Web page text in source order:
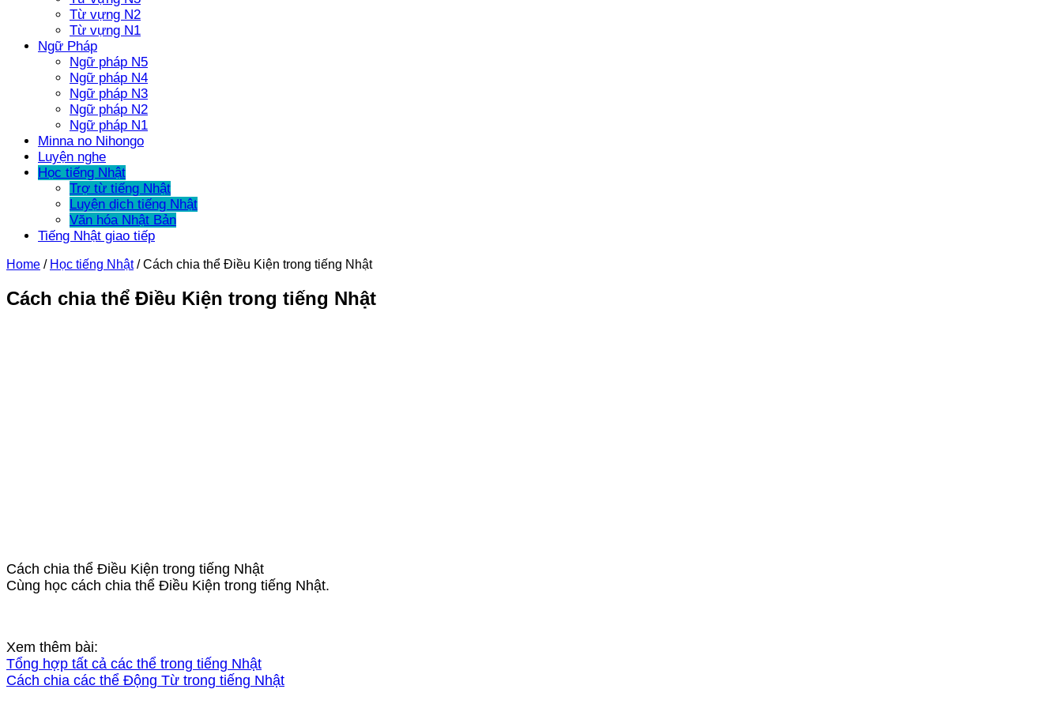
Từ vựng N2
Từ vựng N1
Ngữ Pháp
Ngữ pháp N5
Ngữ pháp N4
Ngữ pháp N3
Ngữ pháp N2
Ngữ pháp N1
Minna no Nihongo
Luyện nghe
Học tiếng Nhật
Trợ từ tiếng Nhật
Luyện dịch tiếng Nhật
Văn hóa Nhật Bản
Tiếng Nhật giao tiếp
Home / Học tiếng Nhật / Cách chia thể Điều Kiện trong tiếng Nhật
Cách chia thể Điều Kiện trong tiếng Nhật
Cách chia thể Điều Kiện trong tiếng Nhật
Cùng học cách chia thể Điều Kiện trong tiếng Nhật.
Xem thêm bài:
Tổng hợp tất cả các thể trong tiếng Nhật
Cách chia các thể Động Từ trong tiếng Nhật